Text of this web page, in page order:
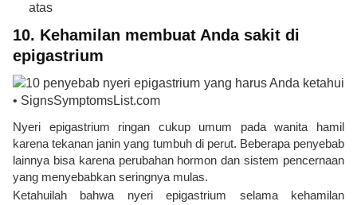
atas
10. Kehamilan membuat Anda sakit di
epigastrium
Nyeri epigastrium ringan cukup umum pada wanita hamil
karena tekanan janin yang tumbuh di perut. Beberapa penyebab
lainnya bisa karena perubahan hormon dan sistem pencernaan
yang menyebabkan seringnya mulas.
Ketahuilah bahwa nyeri epigastrium selama kehamilan